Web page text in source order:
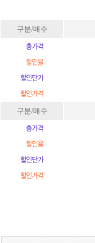
구분/매수
구분/매수